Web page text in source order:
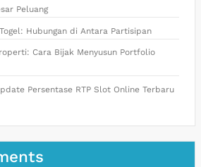
Peluang
Hubungan di Antara Partisipan
Cara Bijak Menyusun Portfolio
Persentase RTP Slot Online Terbaru